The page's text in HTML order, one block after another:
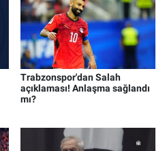
Trabzonspor'dan Salah
açıklaması! Anlaşma sağlandı
mı?